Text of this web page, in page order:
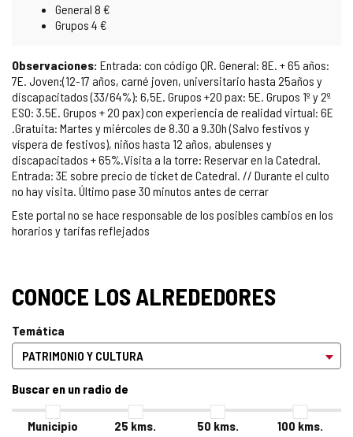
General 8 €
Grupos 4 €
Observaciones: Entrada: con código QR. General: 8E. + 65 años:
7E. Joven:(12-17 años, carné joven, universitario hasta 25años y
discapacitados (33/64%): 6,5E. Grupos +20 pax: 5E. Grupos 1º y 2º
ESO: 3.5E. Grupos + 20 pax) con experiencia de realidad virtual: 6E
.Gratuita: Martes y miércoles de 8.30 a 9.30h (Salvo festivos y
víspera de festivos), niños hasta 12 años, abulenses y
discapacitados + 65%.Visita a la torre: Reservar en la Catedral.
Entrada: 3E sobre precio de ticket de Catedral. // Durante el culto
no hay visita. Último pase 30 minutos antes de cerrar
Este portal no se hace responsable de los posibles cambios en los
horarios y tarifas reflejados
CONOCE LOS ALREDEDORES
Temática
Buscar en un radio de
Municipio 25 kms. 50 kms. 100 kms.